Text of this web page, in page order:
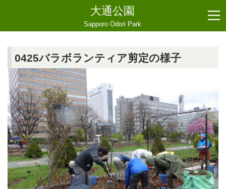
大通公園
Sapporo Odori Park
0425バラボランティア剪定の様子